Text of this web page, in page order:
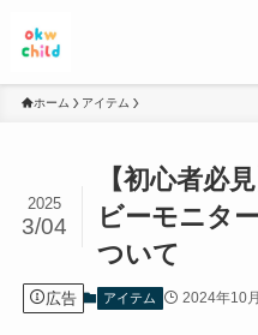
ホーム アイテム
【初心者必
ビーモニタ
ついて
2025
3/04
広告 アイテム 2024年10